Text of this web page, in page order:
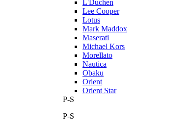
L'Duchen
Lee Cooper
Lotus
Mark Maddox
Maserati
Michael Kors
Morellato
Nautica
Obaku
Orient
Orient Star
P-S
P-S